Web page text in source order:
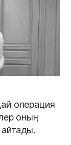
операция
оның